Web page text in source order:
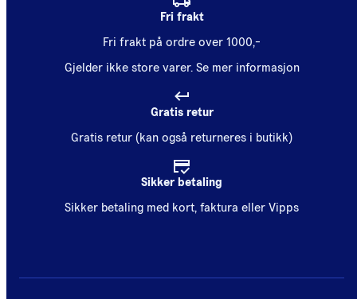
Fri frakt
Fri frakt på ordre over 1000,-
Gjelder ikke store varer. Se mer informasjon
Gratis retur
Gratis retur (kan også returneres i butikk)
Sikker betaling
Sikker betaling med kort, faktura eller Vipps